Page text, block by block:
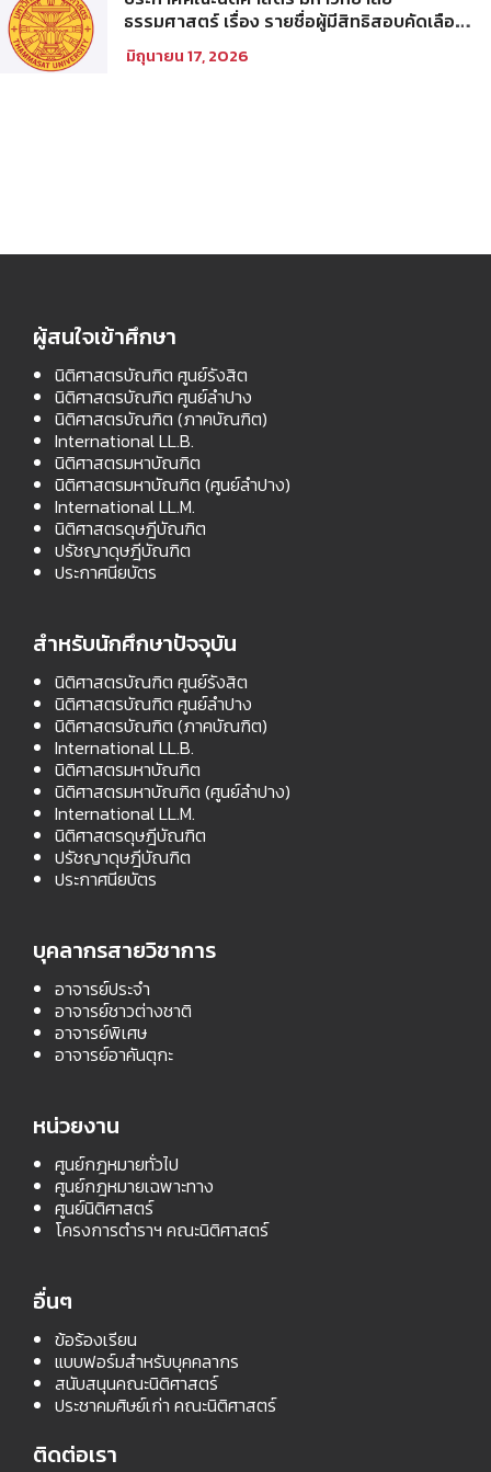
ธรรมศาสตร์ เรื่อง รายชื่อผู้มีสิทธิสอบคัดเลือก
เพื่อเข้าศึกษาในโครงการนิติศาสตร์ภาคบัณฑิต
ท่าพระจันทร์ คณะนิติศาสตร์ มหาวิทยาลัย
มิถุนายน 17, 2026
ผู้สนใจเข้าศึกษา
นิติศาสตรบัณฑิต ศูนย์รังสิต
นิติศาสตรบัณฑิต ศูนย์ลำปาง
นิติศาสตรบัณฑิต (ภาคบัณฑิต)
International LL.B.
นิติศาสตรมหาบัณฑิต
นิติศาสตรมหาบัณฑิต (ศูนย์ลำปาง)
International LL.M.
นิติศาสตรดุษฎีบัณฑิต
ปรัชญาดุษฎีบัณฑิต
ประกาศนียบัตร
สำหรับนักศึกษาปัจจุบัน
นิติศาสตรบัณฑิต ศูนย์รังสิต
นิติศาสตรบัณฑิต ศูนย์ลำปาง
นิติศาสตรบัณฑิต (ภาคบัณฑิต)
International LL.B.
นิติศาสตรมหาบัณฑิต
นิติศาสตรมหาบัณฑิต (ศูนย์ลำปาง)
International LL.M.
นิติศาสตรดุษฎีบัณฑิต
ปรัชญาดุษฎีบัณฑิต
ประกาศนียบัตร
บุคลากรสายวิชาการ
อาจารย์ประจำ
อาจารย์ชาวต่างชาติ
อาจารย์พิเศษ
อาจารย์อาคันตุกะ
หน่วยงาน
ศูนย์กฎหมายทั่วไป
ศูนย์กฎหมายเฉพาะทาง
ศูนย์นิติศาสตร์
โครงการตำราฯ คณะนิติศาสตร์
อื่นๆ
ข้อร้องเรียน
แบบฟอร์มสำหรับบุคคลากร
สนับสนุนคณะนิติศาสตร์
ประชาคมศิษย์เก่า คณะนิติศาสตร์
ติดต่อเรา